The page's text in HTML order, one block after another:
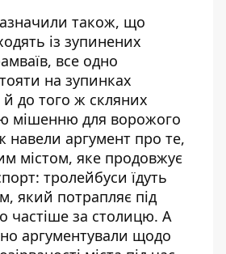
також, що
із зупинених
все одно
на зупинках
до того ж скляних
мішенню для ворожого
навели аргумент про те,
містом, яке продовжує
тролейбуси їдуть
який потрапляє під
частіше за столицю. А
аргументували щодо